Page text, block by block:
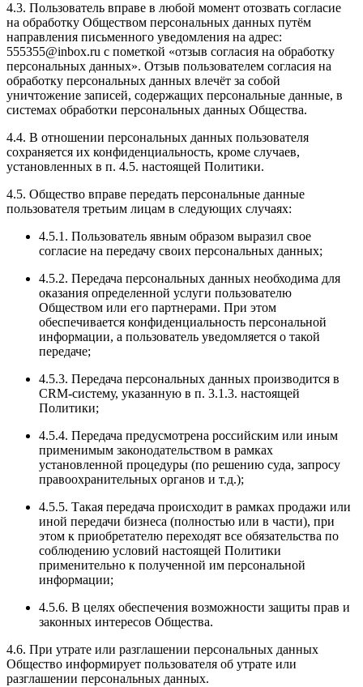
4.3. Пользователь вправе в любой момент отозвать согласие
на обработку Обществом персональных данных путём
направления письменного уведомления на адрес:
555355@inbox.ru с пометкой «отзыв согласия на обработку
персональных данных». Отзыв пользователем согласия на
обработку персональных данных влечёт за собой
уничтожение записей, содержащих персональные данные, в
системах обработки персональных данных Общества.
4.4. В отношении персональных данных пользователя
сохраняется их конфиденциальность, кроме случаев,
установленных в п. 4.5. настоящей Политики.
4.5. Общество вправе передать персональные данные
пользователя третьим лицам в следующих случаях:
4.5.1. Пользователь явным образом выразил свое
согласие на передачу своих персональных данных;
4.5.2. Передача персональных данных необходима для
оказания определенной услуги пользователю
Обществом или его партнерами. При этом
обеспечивается конфиденциальность персональной
информации, а пользователь уведомляется о такой
передаче;
4.5.3. Передача персональных данных производится в
CRM-систему, указанную в п. 3.1.3. настоящей
Политики;
4.5.4. Передача предусмотрена российским или иным
применимым законодательством в рамках
установленной процедуры (по решению суда, запросу
правоохранительных органов и т.д.);
4.5.5. Такая передача происходит в рамках продажи или
иной передачи бизнеса (полностью или в части), при
этом к приобретателю переходят все обязательства по
соблюдению условий настоящей Политики
применительно к полученной им персональной
информации;
4.5.6. В целях обеспечения возможности защиты прав и
законных интересов Общества.
4.6. При утрате или разглашении персональных данных
Общество информирует пользователя об утрате или
разглашении персональных данных.